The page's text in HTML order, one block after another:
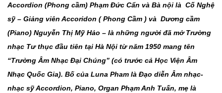
Accordion (Phong cầm) Phạm Đức Cẩn và Bà nội là Cố Nghệ
sỹ – Giảng viên Accoridon ( Phong Cầm ) và Dương cầm
(Piano) Nguyễn Thị Mỹ Hảo – là những người đã mở Trường
nhạc Tư thục đầu tiên tại Hà Nội từ năm 1950 mang tên
“Trường Âm Nhạc Đại Chúng” (có trước cả Học Viện Âm
Nhạc Quốc Gia). Bố của Luna Pham là Đạo diễn Âm nhạc-
nhạc sỹ Accordion, Piano, Organ Phạm Anh Tuấn, mẹ là